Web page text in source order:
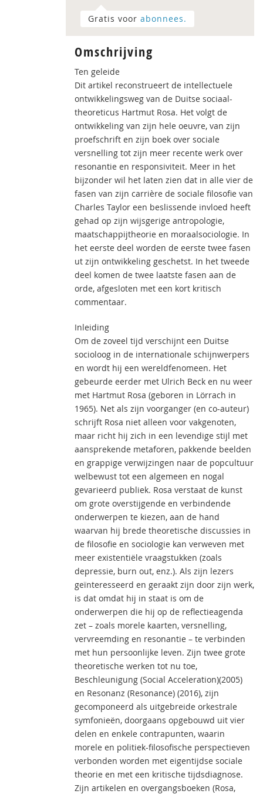
Gratis voor abonnees.
Omschrijving
Ten geleide
Dit artikel reconstrueert de intellectuele
ontwikkelingsweg van de Duitse sociaal-
theoreticus Hartmut Rosa. Het volgt de
ontwikkeling van zijn hele oeuvre, van zijn
proefschrift en zijn boek over sociale
versnelling tot zijn meer recente werk over
resonantie en responsiviteit. Meer in het
bijzonder wil het laten zien dat in alle vier de
fasen van zijn carrière de sociale filosofie van
Charles Taylor een beslissende invloed heeft
gehad op zijn wijsgerige antropologie,
maatschappijtheorie en moraalsociologie. In
het eerste deel worden de eerste twee fasen
ut zijn ontwikkeling geschetst. In het tweede
deel komen de twee laatste fasen aan de
orde, afgesloten met een kort kritisch
commentaar.
Inleiding
Om de zoveel tijd verschijnt een Duitse
socioloog in de internationale schijnwerpers
en wordt hij een wereldfenomeen. Het
gebeurde eerder met Ulrich Beck en nu weer
met Hartmut Rosa (geboren in Lörrach in
1965). Net als zijn voorganger (en co-auteur)
schrijft Rosa niet alleen voor vakgenoten,
maar richt hij zich in een levendige stijl met
aansprekende metaforen, pakkende beelden
en grappige verwijzingen naar de popcultuur
welbewust tot een algemeen en nogal
gevarieerd publiek. Rosa verstaat de kunst
om grote overstijgende en verbindende
onderwerpen te kiezen, aan de hand
waarvan hij brede theoretische discussies in
de filosofie en sociologie kan verweven met
meer existentiële vraagstukken (zoals
depressie, burn out, enz.). Als zijn lezers
geïnteresseerd en geraakt zijn door zijn werk,
is dat omdat hij in staat is om de
onderwerpen die hij op de reflectieagenda
zet – zoals morele kaarten, versnelling,
vervreemding en resonantie – te verbinden
met hun persoonlijke leven. Zijn twee grote
theoretische werken tot nu toe,
Beschleunigung (Social Acceleration)(2005)
en Resonanz (Resonance) (2016), zijn
gecomponeerd als uitgebreide orkestrale
symfonieën, doorgaans opgebouwd uit vier
delen en enkele contrapunten, waarin
morele en politiek-filosofische perspectieven
verbonden worden met eigentijdse sociale
theorie en met een kritische tijdsdiagnose.
Zijn artikelen en overgangsboeken (Rosa,